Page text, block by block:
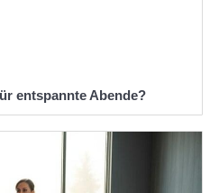
entspannte Abende?